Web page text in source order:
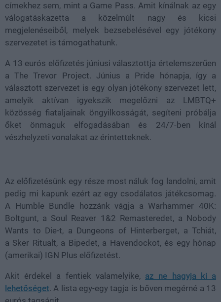
címekhez sem, mint a Game Pass. Amit kínálnak az egy
válogatáskazetta a közelmúlt nagy és kicsi
megjelenéseiből, melyek bezsebelésével egy jótékony
szervezetet is támogathatunk.
A 13 eurós előfizetés júniusi választottja értelemszerűen
a The Trevor Project. Június a Pride hónapja, így a
választott szervezet is egy olyan jótékony szervezet lett,
amelyik aktívan igyekszik megelőzni az LMBTQ+
közösség fiataljainak öngyilkosságát, segíteni próbálja
őket önmaguk elfogadásában és 24/7-ben kínál
vészhelyzeti vonalakat az érintetteknek.
Az előfizetésünk egy része most náluk fog landolni, amit
pedig mi kapunk ezért az egy csodálatos játékcsomag.
A Humble Bundle hozzánk vágja a Warhammer 40K:
Boltgunt, a Soul Reaver 1&2 Remasteredet, a Nobody
Wants to Die-t, a Dungeons of Hinterberget, a Tchiát,
a Sker Ritualt, a Bipedet, a Havendockot, és egy hónap
(amerikai) IGN Plus előfizetést.
Akit érdekel a fentiek valamelyike, az ne hagyja ki a
lehetőséget. A lista egy-egy tagja is bőven megérné a 13